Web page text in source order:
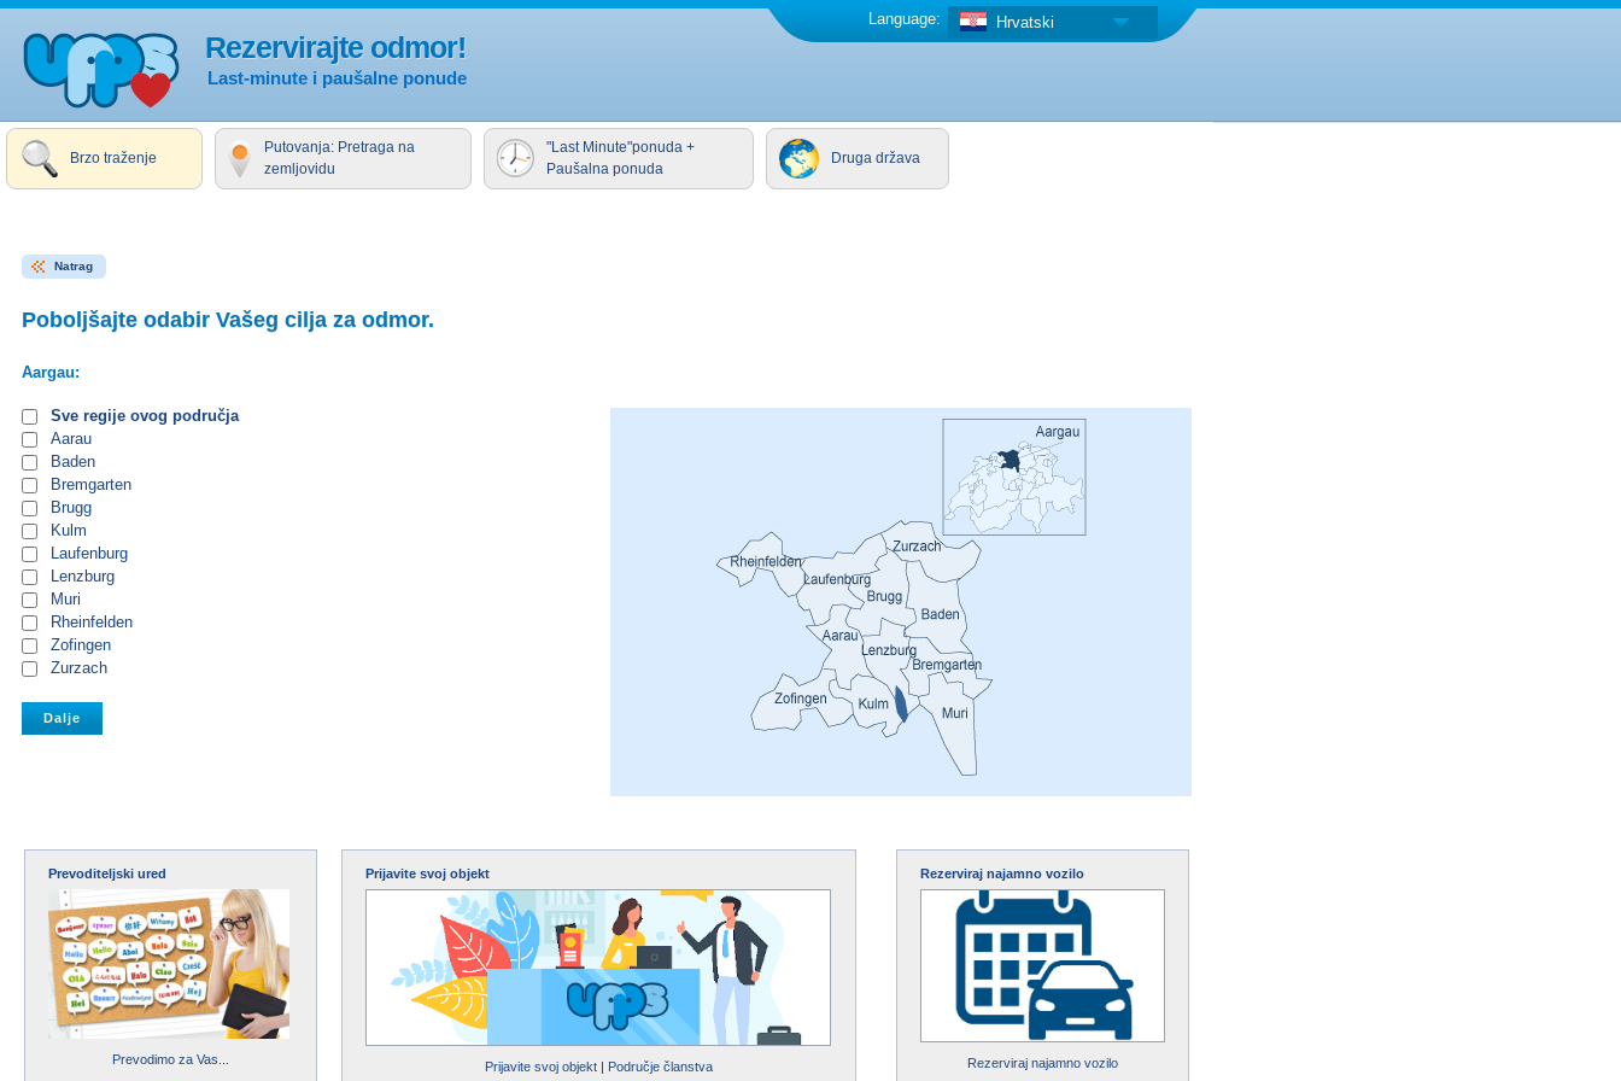
Rezervirajte odmor!
Last-minute i paušalne ponude
Hrvatski
Language:
Brzo traženje
Putovanja: Pretraga na
zemljovidu
"Last Minute"ponuda +
Paušalna ponuda
Druga država
Natrag
Poboljšajte odabir Vašeg cilja za odmor.
Aargau:
Sve regije ovog područja
Aarau
Baden
Bremgarten
Brugg
Kulm
Laufenburg
Lenzburg
Muri
Rheinfelden
Zofingen
Zurzach
Prevoditeljski ured
Prevodimo za Vas...
Prijavite svoj objekt
Prijavite svoj objekt| Područje članstva
Rezerviraj najamno vozilo
Rezerviraj najamno vozilo